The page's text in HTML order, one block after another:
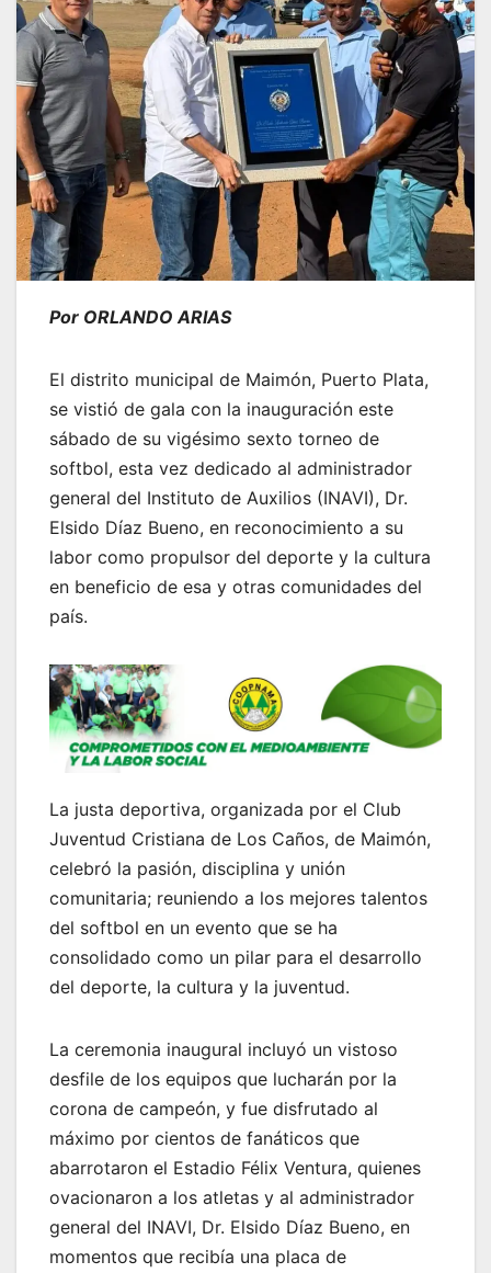
Por ORLANDO ARIAS
El distrito municipal de Maimón, Puerto Plata,
se vistió de gala con la inauguración este
sábado de su vigésimo sexto torneo de
softbol, esta vez dedicado al administrador
general del Instituto de Auxilios (INAVI), Dr.
Elsido Díaz Bueno, en reconocimiento a su
labor como propulsor del deporte y la cultura
en beneficio de esa y otras comunidades del
país.
La justa deportiva, organizada por el Club
Juventud Cristiana de Los Caños, de Maimón,
celebró la pasión, disciplina y unión
comunitaria; reuniendo a los mejores talentos
del softbol en un evento que se ha
consolidado como un pilar para el desarrollo
del deporte, la cultura y la juventud.
La ceremonia inaugural incluyó un vistoso
desfile de los equipos que lucharán por la
corona de campeón, y fue disfrutado al
máximo por cientos de fanáticos que
abarrotaron el Estadio Félix Ventura, quienes
ovacionaron a los atletas y al administrador
general del INAVI, Dr. Elsido Díaz Bueno, en
momentos que recibía una placa de